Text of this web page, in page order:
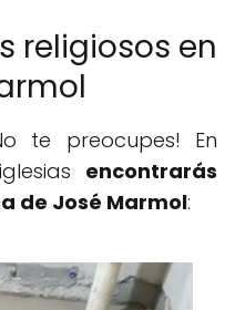
religiosos en
te preocupes! En
encontrarás
de José Marmol: